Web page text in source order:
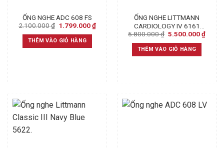
ỐNG NGHE ADC 608 FS
2.100.000₫ Original
was:
2.100.000 ₫.
1.799.000₫Current
1.799.000 ₫.
THÊM VÀO GIỎ HÀNG
ỐNG NGHE LITTMANN
CARDIOLOGY IV 6161
(ROSE PINK) – CHÍNH
HÃNG
5.800.000₫ Original
was:
5.800.000 ₫.
5.500.000₫
THÊM VÀO GIỎ HÀNG